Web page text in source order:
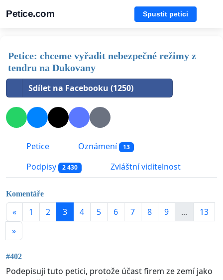
Petice.com Spustit petici
Petice: chceme vyřadit nebezpečné režimy z
tendru na Dukovany
Sdílet na Facebooku (1250)
Petice Oznámení 13
Podpisy 2 430 Zvláštní viditelnost
Komentáře
« 1 2 3 4 5 6 7 8 9 ...
13
»
#402
Podepisuji tuto petici, protože účast firem ze zemí jako